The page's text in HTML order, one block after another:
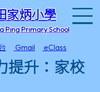
家炳小學
Ping Primary School
Gmail eClass
提升：家校